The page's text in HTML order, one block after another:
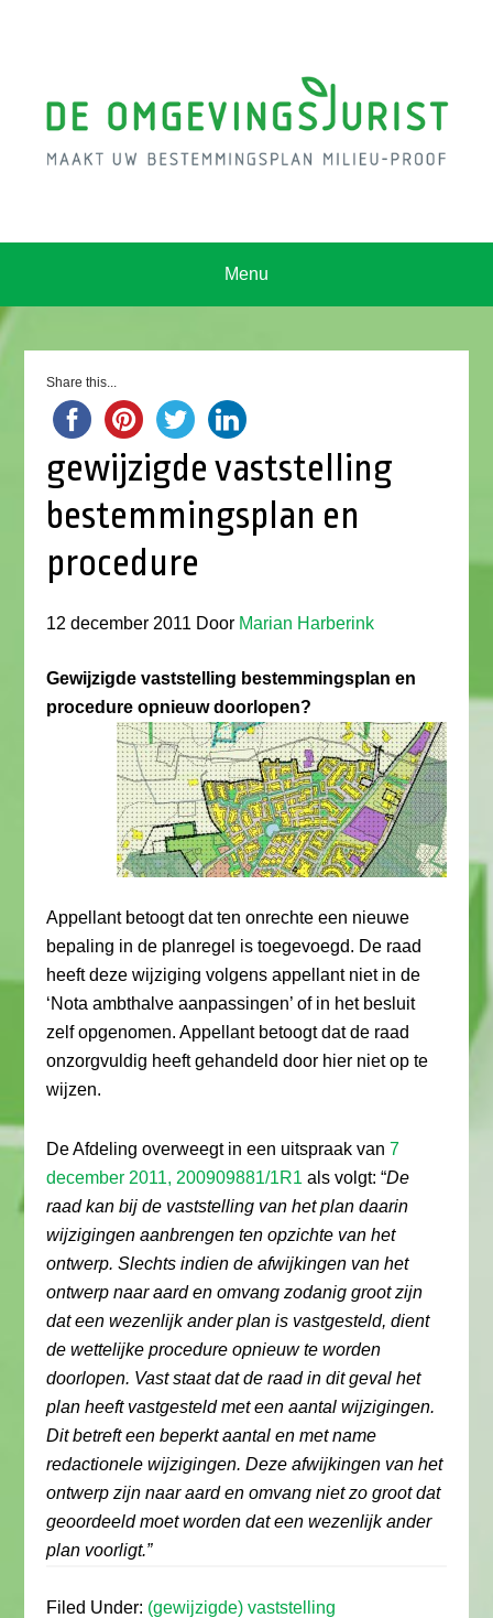
Menu
Share this...
gewijzigde vaststelling
bestemmingsplan en
procedure
12 december 2011 Door Marian Harberink
Gewijzigde vaststelling bestemmingsplan en
procedure opnieuw doorlopen?
Appellant betoogt dat ten onrechte een nieuwe
bepaling in de planregel is toegevoegd. De raad
heeft deze wijziging volgens appellant niet in de
‘Nota ambthalve aanpassingen’ of in het besluit
zelf opgenomen. Appellant betoogt dat de raad
onzorgvuldig heeft gehandeld door hier niet op te
wijzen.
De Afdeling overweegt in een uitspraak van7
december 2011, 200909881/1R1 als volgt: “De
raad kan bij de vaststelling van het plan daarin
wijzigingen aanbrengen ten opzichte van het
ontwerp. Slechts indien de afwijkingen van het
ontwerp naar aard en omvang zodanig groot zijn
dat een wezenlijk ander plan is vastgesteld, dient
de wettelijke procedure opnieuw te worden
doorlopen. Vast staat dat de raad in dit geval het
plan heeft vastgesteld met een aantal wijzigingen.
Dit betreft een beperkt aantal en met name
redactionele wijzigingen. Deze afwijkingen van het
ontwerp zijn naar aard en omvang niet zo groot dat
geoordeeld moet worden dat een wezenlijk ander
plan voorligt.”
Filed Under: (gewijzigde) vaststelling